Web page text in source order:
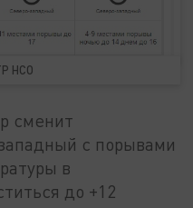
НСО
сменит
с порывами
в
до +12